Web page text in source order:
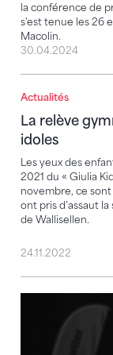
la conférence de
s'est tenue les 26
Macolin.
30.04.2024
Actualités
La relève
idoles
Les yeux des
2021 du « Giulia
novembre, ce sont
ont pris d’assaut
de Wallisellen.
La relève
24.11.2022
Stefanie